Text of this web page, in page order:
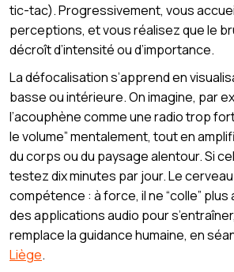
tic-tac). Progressivement, vous
perceptions, et vous réalisez que le
décroît d’intensité ou d’importance.
La défocalisation s’apprend en
basse ou intérieure. On imagine, par
l’acouphène comme une radio trop
le volume” mentalement, tout en
du corps ou du paysage alentour. Si
testez dix minutes par jour. Le
compétence : à force, il ne “colle” plus
des applications audio pour
remplace la guidance humaine, en
Liège.